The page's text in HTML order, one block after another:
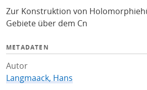
f
o
Zur Konstruktion von
Gebiete über dem Cn
METADATEN
Autor
Langmaack, Hans